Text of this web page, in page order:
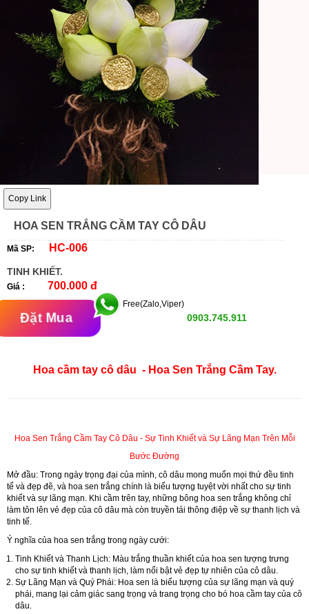
Copy Link
HOA SEN TRẮNG CẦM TAY CÔ DÂU
Mã SP: HC-006
TINH KHIẾT.
Giá : 700.000 đ
Đặt Mua
Free(Zalo,Viper)
0903.745.911
Hoa cầm tay cô dâu - Hoa Sen Trắng Cầm Tay.
Hoa Sen Trắng Cầm Tay Cô Dâu - Sự Tinh Khiết và Sự Lãng Mạn Trên Mỗi
Bước Đường
Mở đầu: Trong ngày trọng đại của mình, cô dâu mong muốn mọi thứ đều tinh
tế và đẹp đẽ, và hoa sen trắng chính là biểu tượng tuyệt vời nhất cho sự tinh
khiết và sự lãng mạn. Khi cầm trên tay, những bông hoa sen trắng không chỉ
làm tôn lên vẻ đẹp của cô dâu mà còn truyền tải thông điệp về sự thanh lịch và
tinh tế.
Ý nghĩa của hoa sen trắng trong ngày cưới:
Tinh Khiết và Thanh Lịch: Màu trắng thuần khiết của hoa sen tượng trưng
cho sự tinh khiết và thanh lịch, làm nổi bật vẻ đẹp tự nhiên của cô dâu.
Sự Lãng Mạn và Quý Phái: Hoa sen là biểu tượng của sự lãng mạn và quý
phái, mang lại cảm giác sang trọng và trang trọng cho bó hoa cầm tay của cô
dâu.